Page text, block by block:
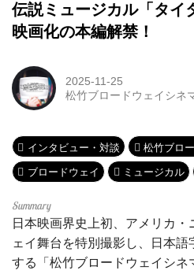
伝説ミュージカル「タイ
映画化の本編解禁！
2025-11-25
松竹ブロードウェイシネ
インタビュー・対談 松竹ブロ
ブロードウェイ ミュージカル
日本映画界史上初、アメリカ
ェイ舞台を特別撮影し、日本
する「松竹ブロードウェイシネ